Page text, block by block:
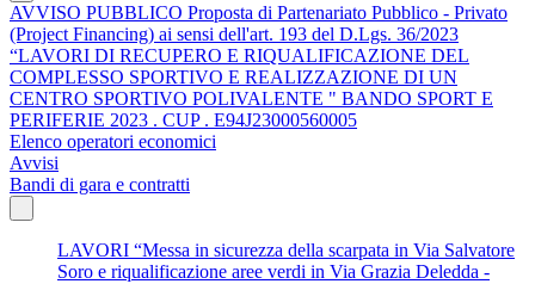
AVVISO PUBBLICO Proposta di Partenariato Pubblico - Privato
(Project Financing) ai sensi dell'art. 193 del D.Lgs. 36/2023
“LAVORI DI RECUPERO E RIQUALIFICAZIONE DEL
COMPLESSO SPORTIVO E REALIZZAZIONE DI UN
CENTRO SPORTIVO POLIVALENTE " BANDO SPORT E
PERIFERIE 2023 . CUP . E94J23000560005
Elenco operatori economici
Avvisi
Bandi di gara e contratti
LAVORI “Messa in sicurezza della scarpata in Via Salvatore
Soro e riqualificazione aree verdi in Via Grazia Deledda -